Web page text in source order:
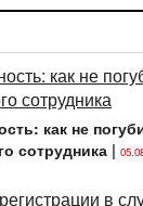
как не
сотрудника |